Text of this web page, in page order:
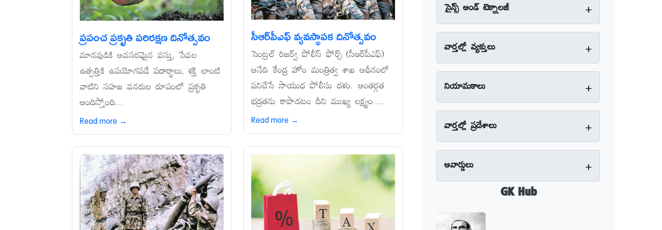
ప్రపంచ ప్రకృతి పరిరక్షణ దినోత్సవం
మానవుడికి అవసరమైన వస్తు, సేవల
ఉత్పత్తికి ఉపయోగపడే పదార్థాలు, శక్తి లాంటి
వాటిని సహజ వనరుల రూపంలో ప్రకృతి
అందిస్తోంది...
Read more →
సీఆర్‌పీఎఫ్‌ వ్యవస్థాపక దినోత్సవం
సెంట్రల్‌ రిజర్వ్‌ పోలీస్‌ ఫోర్స్‌ (సీఆర్‌పీఎఫ్‌)
అనేది కేంద్ర హోం మంత్రిత్వ శాఖ అధీనంలో
పనిచేసే సాయుధ పోలీసు దళం. అంతర్గత
భద్రతను కాపాడటం దీని ముఖ్య లక్ష్యం....
Read more →
సైన్స్‌ అండ్‌ టెక్నాలజీ +
వార్తల్లో వ్యక్తులు +
నియామకాలు +
వార్తల్లో ప్రదేశాలు +
అవార్డులు +
GK Hub